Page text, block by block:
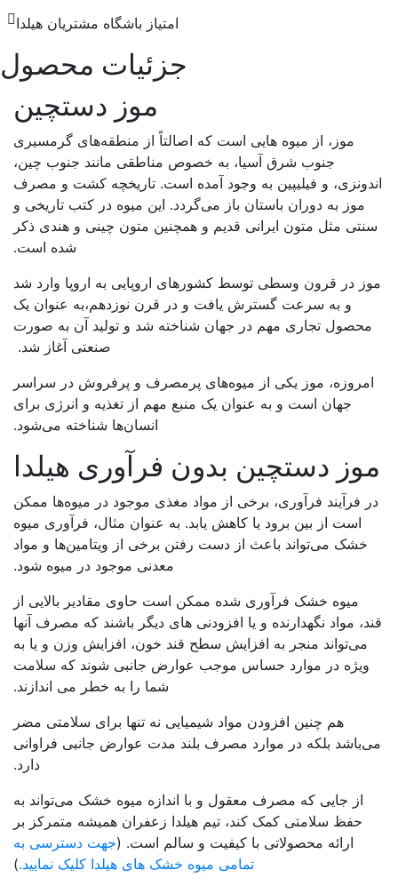
امتیاز باشگاه مشتریان هیلدا
جزئیات محصول
موز دستچین
موز، از میوه هایی است که اصالتاً از منطقه‌های گرمسیری
جنوب شرق آسیا، به خصوص مناطقی مانند جنوب چین،
اندونزی، و فیلیپین به وجود آمده است. تاریخچه کشت و مصرف
موز به دوران باستان باز می‌گردد. این میوه در کتب تاریخی و
سنتی مثل متون ایرانی قدیم و همچنین متون چینی و هندی ذکر
شده است.
موز در قرون وسطی توسط کشورهای اروپایی به اروپا وارد شد
و به سرعت گسترش یافت و در قرن نوزدهم،به عنوان یک
محصول تجاری مهم در جهان شناخته شد و تولید آن به صورت
صنعتی آغاز شد.
امروزه، موز یکی از میوه‌های پرمصرف و پرفروش در سراسر
جهان است و به عنوان یک منبع مهم از تغذیه و انرژی برای
انسان‌ها شناخته می‌شود.
موز دستچین بدون فرآوری هیلدا
در فرآیند فرآوری، برخی از مواد مغذی موجود در میوه‌ها ممکن
است از بین برود یا کاهش یابد. به عنوان مثال، فرآوری میوه
خشک می‌تواند باعث از دست رفتن برخی از ویتامین‌ها و مواد
معدنی موجود در میوه شود.
میوه خشک فرآوری شده ممکن است حاوی مقادیر بالایی از
قند، مواد نگهدارنده و یا افزودنی های دیگر باشند که مصرف آنها
می‌تواند منجر به افزایش سطح قند خون، افزایش وزن و یا به
ویژه در موارد حساس موجب عوارض جانبی شوند که سلامت
شما را به خطر می اندازند.
هم چنین افزودن مواد شیمیایی نه تنها برای سلامتی مضر
می‌باشد بلکه در موارد مصرف بلند مدت عوارض جانبی فراوانی
دارد.
از جایی که مصرف معقول و با اندازه میوه خشک می‌تواند به
حفظ سلامتی کمک کند، تیم هیلدا زعفران همیشه متمرکز بر
ارائه محصولاتی با کیفیت و سالم است. (جهت دسترسی به
تمامی میوه خشک های هیلدا کلیک نمایید.)